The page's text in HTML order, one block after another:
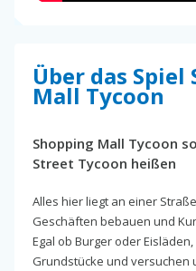
Über das Spiel
Mall Tycoon
Shopping Mall Tycoon
Street Tycoon heißen
Alles hier liegt an einer
Geschäften bebauen und
Egal ob Burger oder
Grundstücke und